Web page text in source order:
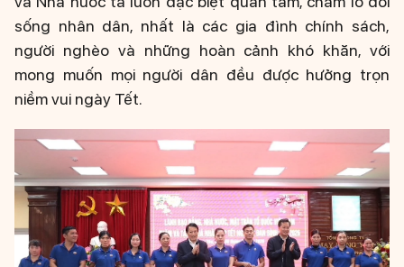
sống nhân dân, nhất là các gia đình chính sách,
người nghèo và những hoàn cảnh khó khăn, với
mong muốn mọi người dân đều được hưởng trọn
niềm vui ngày Tết.